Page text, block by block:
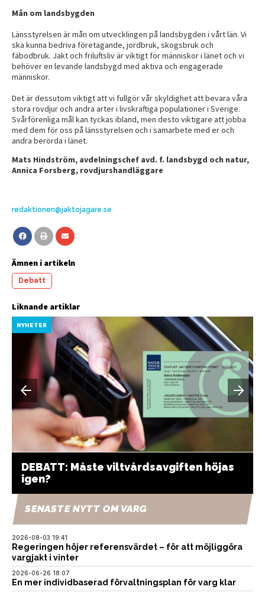
Mån om landsbygden
Länsstyrelsen är mån om utvecklingen på landsbygden i vårt län. Vi
ska kunna bedriva företagande, jordbruk, skogsbruk och
fäbodbruk. Jakt och friluftsliv är viktigt för människor i länet och vi
behöver en levande landsbygd med aktiva och engagerade
människor.
Det är dessutom viktigt att vi fullgör vår skyldighet att bevara våra
stora rovdjur och andra arter i livskraftiga populationer i Sverige.
Svårförenliga mål kan tyckas ibland, men desto viktigare att jobba
med dem för oss på länsstyrelsen och i samarbete med er och
andra berörda i länet.
Mats Hindström, avdelningschef avd. f. landsbygd och natur,
Annica Forsberg, rovdjurshandläggare
redaktionen@jaktojagare.se
Ämnen i artikeln
Debatt
Liknande artiklar
NYHETER
DEBATT: Måste viltvårdsavgiften höjas
igen?
SENASTE NYTT OM VARG
2026-08-03 19:41
Regeringen höjer referensvärdet – för att möjliggöra
vargjakt i vinter
2026-06-26 18:07
En mer individbaserad förvaltningsplan för varg klar